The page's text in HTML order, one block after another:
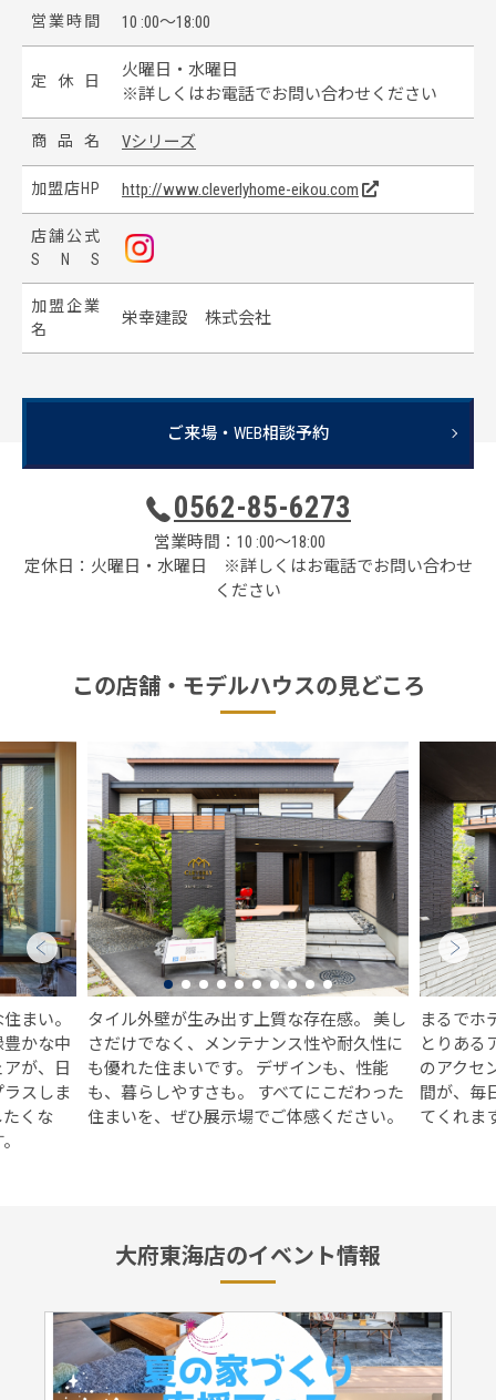
営業 時 間 10 :00～18:00
定 休 日
火曜日・水曜日
※詳しくはお電話でお問い合わせください
商 品 名 Vシリーズ
加盟店H P http://www.cleverlyhome-eikou.com
店舗 公式
S
N S
加盟 企業
名
栄幸建設 株式会社
ご来場・WEB相談予約
0562-85-6273
営業時間：10 :00～18:00
定休日：火曜日・水曜日 ※詳しくはお電話でお問い合わせ
ください
この店舗・ モデルハウスの見どころ
まい。
かな中
が、日
スしま
くな
タイル外壁が生み出す上質な存在感。 美し
さだけでなく、メンテナンス性や耐久性に
も優れた住まいです。 デザインも、性能
も、暮らしやすさも。 すべてにこだわった
住まいを、ぜひ展示場でご体感ください。
まるでホ
とりある
のアクセ
間が、毎
てくれま
大府東海店のイベント情報